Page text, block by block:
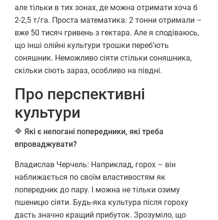
але тільки в тих зонах, де можна отримати хоча б
2-2,5 т/га. Проста математика: 2 тонни отримали –
вже 50 тисяч гривень з гектара. Але я сподіваюсь,
що інші олійні культури трошки переб’ють
соняшник. Неможливо сіяти стільки соняшника,
скільки сіють зараз, особливо на півдні.
Про перспективні
культури
🔷 Які є непогані попередники, які треба
впроваджувати?
Владислав Черчель: Наприклад, горох – він
наближається по своїм властивостям як
попередник до пару. І можна не тільки озиму
пшеницю сіяти. Будь-яка культура після гороху
дасть значно кращий прибуток. Зрозуміло, що